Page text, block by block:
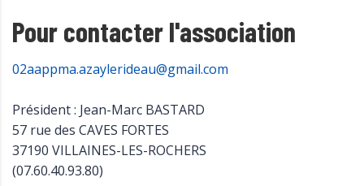
Pour contacter l'association
02aappma.azaylerideau@gmail.com
Président : Jean-Marc BASTARD
57 rue des CAVES FORTES
37190 VILLAINES-LES-ROCHERS
(07.60.40.93.80)